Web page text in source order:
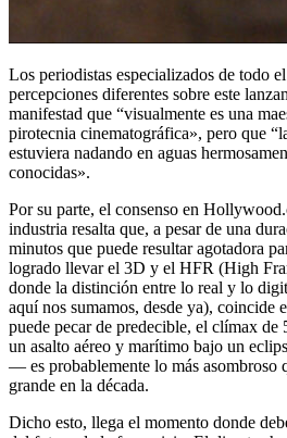
Los periodistas especializados de todo
percepciones diferentes sobre este
manifestad que “visualmente es una
pirotecnia cinematográfica», pero que
estuviera nadando en aguas
conocidas».
Por su parte, el consenso en
industria resalta que, a pesar de una
minutos que puede resultar agotadora
logrado llevar el 3D y el HFR (High
donde la distinción entre lo real y lo
aquí nos sumamos, desde ya), coincide
puede pecar de predecible, el clímax
un asalto aéreo y marítimo bajo un
— es probablemente lo más asombroso
grande en la década.
Dicho esto, llega el momento donde